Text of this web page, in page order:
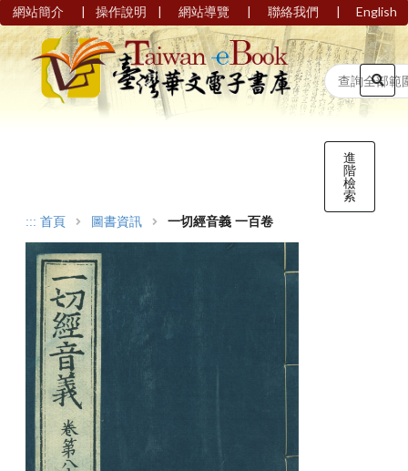
網站簡介 | 操作說明 | 網站導覽 | 聯絡我們 | English
進
階
檢
索
::: 首頁 圖書資訊 一切經音義 一百卷